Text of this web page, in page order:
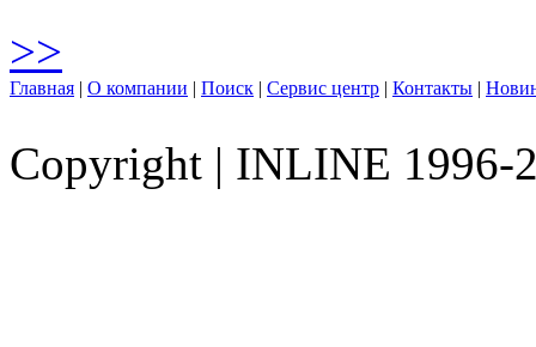
>>
Главная | О компании | Поиск | Сервис центр | Контакты |
Copyright | INLINE 1996-